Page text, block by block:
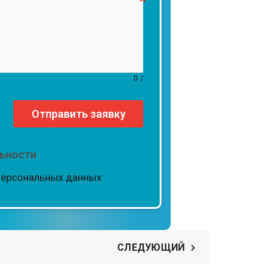
0 /
Отправить заявку
данных
СЛЕДУЮЩИЙ